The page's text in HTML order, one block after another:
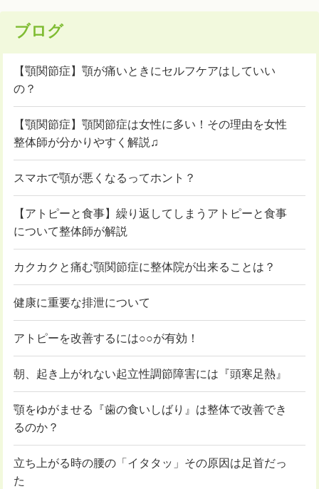
ブログ
【顎関節症】顎が痛いときにセルフケアはしていい
の？
【顎関節症】顎関節症は女性に多い！その理由を女性
整体師が分かりやすく解説♫
スマホで顎が悪くなるってホント？
【アトピーと食事】繰り返してしまうアトピーと食事
について整体師が解説
カクカクと痛む顎関節症に整体院が出来ることは？
健康に重要な排泄について
アトピーを改善するには○○が有効！
朝、起き上がれない起立性調節障害には『頭寒足熱』
顎をゆがませる『歯の食いしばり』は整体で改善でき
るのか？
立ち上がる時の腰の「イタタッ」その原因は足首だっ
た